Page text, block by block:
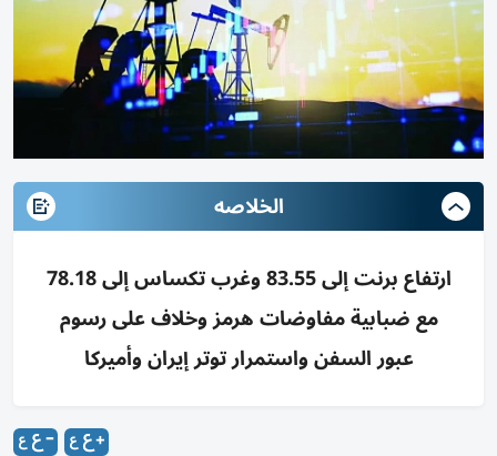
الخلاصه
ارتفاع برنت إلى 83.55 وغرب تكساس إلى 78.18
مع ضبابية مفاوضات هرمز وخلاف على رسوم
عبور السفن واستمرار توتر إيران وأميركا